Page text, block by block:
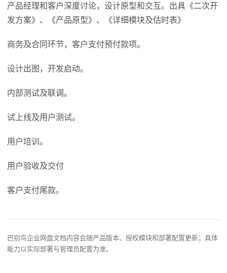
产品经理和客户深度讨论，设计原型和交互。出具《二次开
发方案》、《产品原型》、《详细模块及估时表》
商务及合同环节，客户支付预付款项。
设计出图，开发启动。
内部测试及联调。
试上线及用户测试。
用户培训。
用户验收及交付
客户支付尾款。
巴别鸟企业网盘文档内容会随产品版本、授权模块和部署配置更新；具体
能力以实际部署与管理员配置为准。